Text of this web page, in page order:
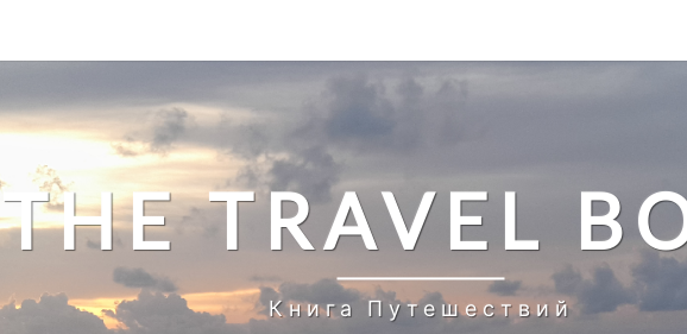
THE TRAVEL
Книга Путешествий